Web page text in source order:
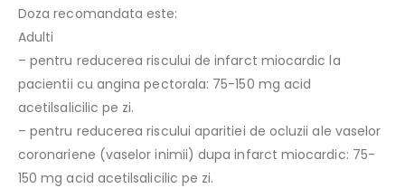
Doza recomandata este:
Adulti
– pentru reducerea riscului de infarct miocardic la
pacientii cu angina pectorala: 75-150 mg acid
acetilsalicilic pe zi.
– pentru reducerea riscului aparitiei de ocluzii ale vaselor
coronariene (vaselor inimii) dupa infarct miocardic: 75-
150 mg acid acetilsalicilic pe zi.